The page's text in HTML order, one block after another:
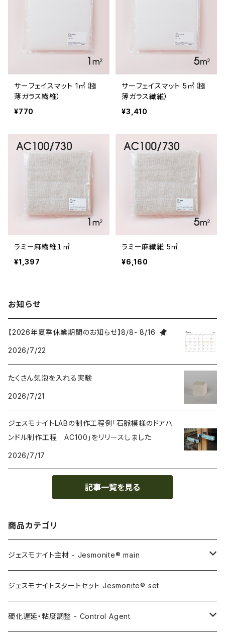
サーフェイスマット 1㎡（極
薄ガラス繊維）
¥770
サーフェイスマット 5㎡（極
薄ガラス繊維）
¥3,410
ラミー麻繊維１㎡
¥1,397
ラミー麻繊維 5㎡
¥6,160
お知らせ
【2026年夏季休業期間のお知らせ】8/8- 8/16
2026/7/22
たくさん気泡を入れる実験
2026/7/21
ジェスモナイトLABの制作工程例「石脈模様のドアハ
ンドル制作工程 AC100」をリリースしました
2026/7/17
記事一覧を見る
商品カテゴリ
ジェスモナイト主材 - Jesmonite® main
AC100
AC200
ジェスモナイトスタートセット Jesmonite® set
硬化遅延・粘度調整 - Control Agent